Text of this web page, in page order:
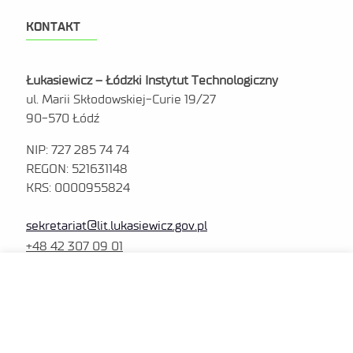
KONTAKT
Łukasiewicz – Łódzki Instytut Technologiczny
ul. Marii Skłodowskiej-Curie 19/27
90-570 Łódź
NIP: 727 285 74 74
REGON: 521631148
KRS: 0000955824
sekretariat@lit.lukasiewicz.gov.pl
+48 42 307 09 01